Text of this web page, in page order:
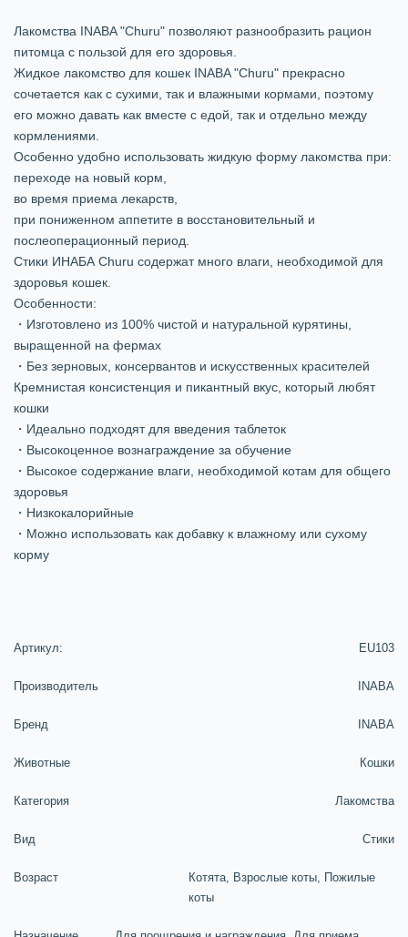
Лакомства INABA "Churu" позволяют разнообразить рацион
питомца с пользой для его здоровья.
Жидкое лакомство для кошек INABA "Churu" прекрасно
сочетается как с сухими, так и влажными кормами, поэтому
его можно давать как вместе с едой, так и отдельно между
кормлениями.
Особенно удобно использовать жидкую форму лакомства при:
переходе на новый корм,
во время приема лекарств,
при пониженном аппетите в восстановительный и
послеоперационный период.
Стики ИНАБА Churu содержат много влаги, необходимой для
здоровья кошек.
Особенности:
・Изготовлено из 100% чистой и натуральной курятины,
выращенной на фермах
・Без зерновых, консервантов и искусственных красителей
Кремнистая консистенция и пикантный вкус, который любят
кошки
・Идеально подходят для введения таблеток
・Высокоценное вознаграждение за обучение
・Высокое содержание влаги, необходимой котам для общего
здоровья
・Низкокалорийные
・Можно использовать как добавку к влажному или сухому
корму
Артикул: EU103
Производитель INABA
Бренд INABA
Животные Кошки
Категория Лакомства
Вид Стики
Возраст
Котята, Взрослые коты, Пожилые
коты